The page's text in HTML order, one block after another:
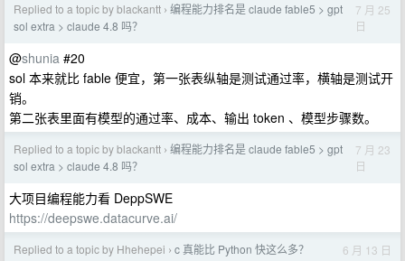
Replied to a topic by blackantt › 编程能力排名是 claude fable5 > gpt
sol extra > claude 4.8 吗？
7 月 25
日
@shunia #20
sol 本来就比 fable 便宜，第一张表纵轴是测试通过率，横轴是测试开
销。
第二张表里面有模型的通过率、成本、输出 token 、模型步骤数。
Replied to a topic by blackantt › 编程能力排名是 claude fable5 > gpt
sol extra > claude 4.8 吗？
7 月 23
日
大项目编程能力看 DeppSWE
https://deepswe.datacurve.ai/
Replied to a topic by Hhehepei › c 真能比 Python 快这么多？ 6 月 13 日